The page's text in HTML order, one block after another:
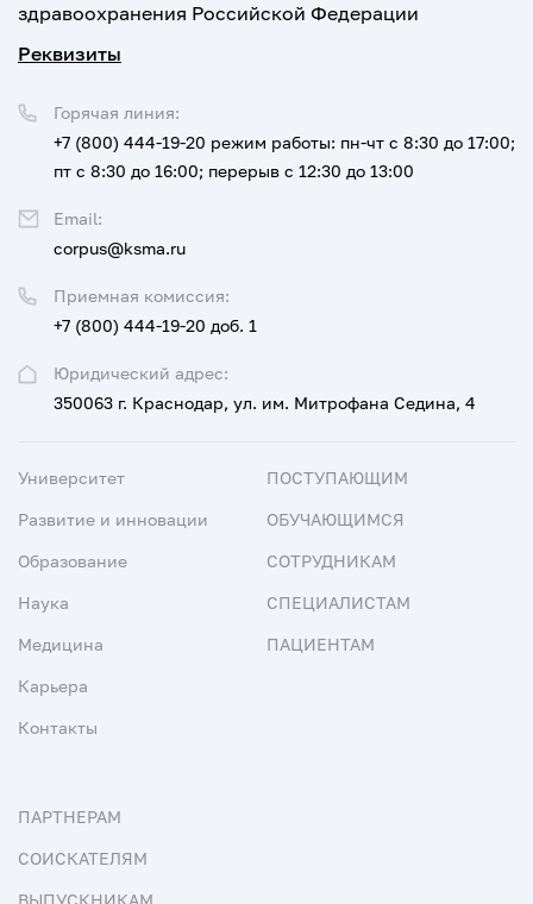
здравоохранения Российской Федерации
Реквизиты
Юридический адрес:
350063 г. Краснодар, ул. им. Митрофана Седина, 4
Приемная комиссия:
+7 (800) 444-19-20 доб. 1
Горячая линия:
+7 (800) 444-19-20 режим работы: пн-чт с 8:30 до 17:00;
пт с 8:30 до 16:00; перерыв с 12:30 до 13:00
Email:
corpus@ksma.ru
Университет
Развитие и инновации
Образование
Наука
Медицина
Карьера
Контакты
ПОСТУПАЮЩИМ
ОБУЧАЮЩИМСЯ
СОТРУДНИКАМ
СПЕЦИАЛИСТАМ
ПАЦИЕНТАМ
ПАРТНЕРАМ
СОИСКАТЕЛЯМ
ВЫПУСКНИКАМ